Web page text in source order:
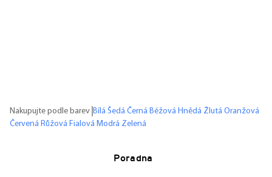
Nakupujte podle barev Bílá Šedá Černá Béžová Hnědá Žlutá Oranžová
Červená Růžová Fialová Modrá Zelená
Poradna